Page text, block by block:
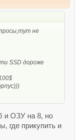
не
SSD дороже
и ОЗУ на 8, но
где прикупить и